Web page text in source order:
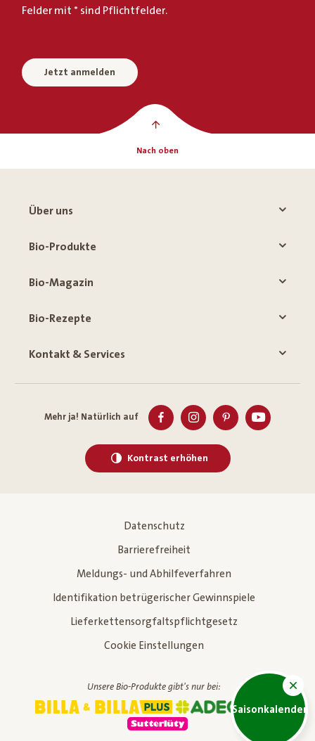
Saisonkalender
Felder mit * sind Pflichtfelder.
Jetzt anmelden
Nach oben
Über uns
Bio-Produkte
Bio-Magazin
Bio-Rezepte
Kontakt & Services
Mehr ja! Natürlich auf
Kontrast erhöhen
Datenschutz
Barrierefreiheit
Meldungs- und Abhilfeverfahren
Identifikation betrügerischer Gewinnspiele
Lieferkettensorgfaltspflichtgesetz
Cookie Einstellungen
Unsere Bio-Produkte gibt's nur bei: